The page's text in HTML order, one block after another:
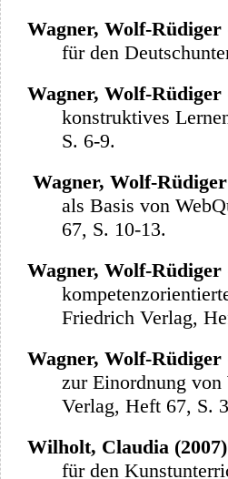
Wagner, Wolf-
für den
Wagner, Wolf-Rüdiger
konstruktives
S. 6-9.
Wagner, Wolf-
als Basis von
67, S. 10-13.
Wagner, Wolf-
Friedrich Verlag,
Wagner, Wolf-
zur Einordnung
Verlag, Heft 67, S.
Wilholt, Claudia
für den